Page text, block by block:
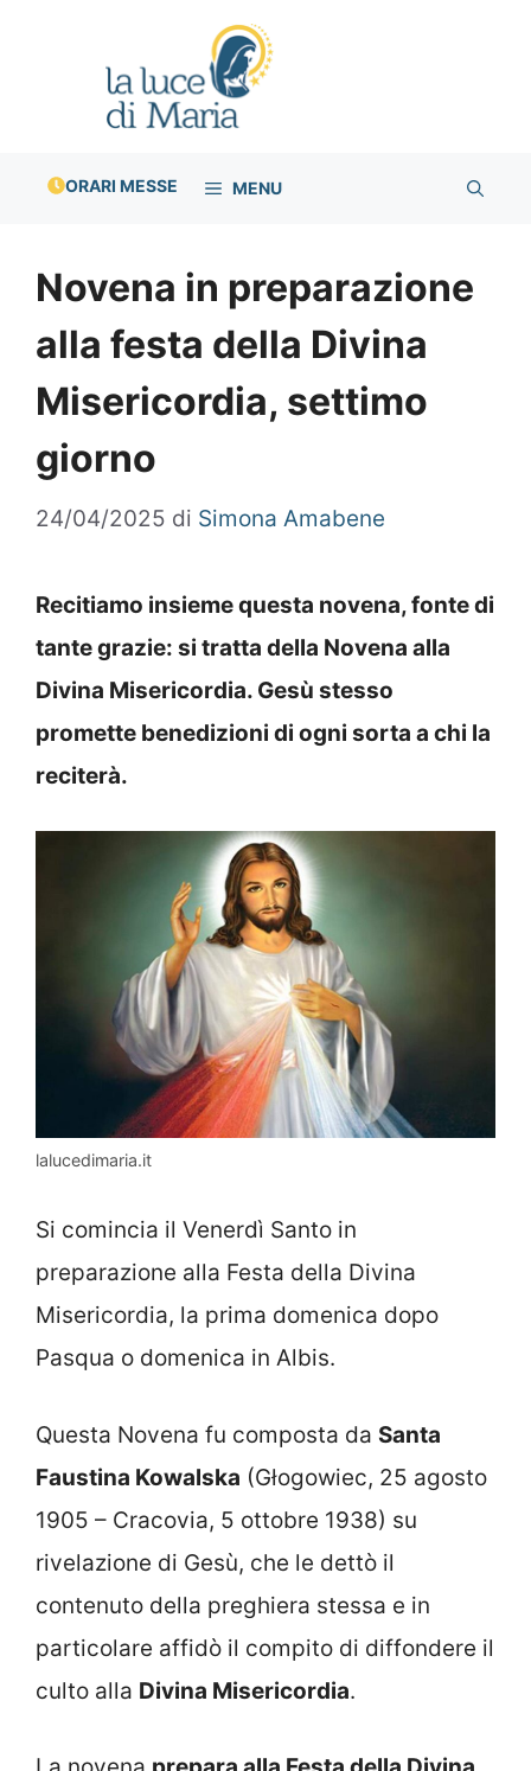
ORARI MESSE MENU
Novena in preparazione
alla festa della Divina
Misericordia, settimo
giorno
24/04/2025 di Simona Amabene
Recitiamo insieme questa novena, fonte di
tante grazie: si tratta della Novena alla
Divina Misericordia. Gesù stesso
promette benedizioni di ogni sorta a chi la
reciterà.
lalucedimaria.it
Si comincia il Venerdì Santo in
preparazione alla Festa della Divina
Misericordia, la prima domenica dopo
Pasqua o domenica in Albis.
Questa Novena fu composta da Santa
Faustina Kowalska (Głogowiec, 25 agosto
1905 – Cracovia, 5 ottobre 1938) su
rivelazione di Gesù, che le dettò il
contenuto della preghiera stessa e in
particolare affidò il compito di diffondere il
culto alla Divina Misericordia.